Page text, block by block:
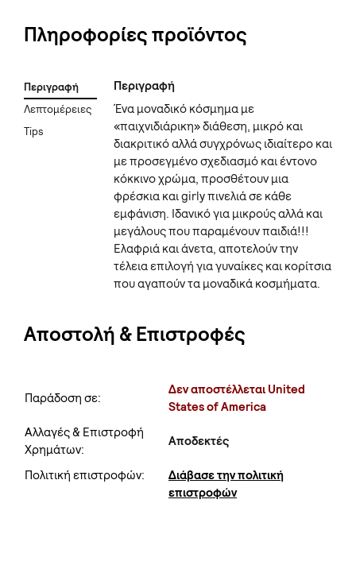
Πληροφορίες προϊόντος
Περιγραφή
Λεπτομέρειες
Tips
Περιγραφή
Ένα μοναδικό κόσμημα με
«παιχνιδιάρικη» διάθεση, μικρό και
διακριτικό αλλά συγχρόνως ιδιαίτερο και
με προσεγμένο σχεδιασμό και έντονο
κόκκινο χρώμα, προσθέτουν μια
φρέσκια και girly πινελιά σε κάθε
εμφάνιση. Ιδανικό για μικρούς αλλά και
μεγάλους που παραμένουν παιδιά!!!
Ελαφριά και άνετα, αποτελούν την
τέλεια επιλογή για γυναίκες και κορίτσια
που αγαπούν τα μοναδικά κοσμήματα.
Αποστολή & Επιστροφές
Παράδοση σε:
Δεν αποστέλλεται United
States of America
Αλλαγές & Επιστροφή
Χρημάτων:
Αποδεκτές
Πολιτική επιστροφών:
Διάβασε την πολιτική
επιστροφών